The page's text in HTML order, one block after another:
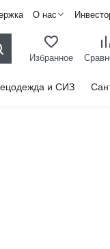
О нас
Избранное
и СИЗ